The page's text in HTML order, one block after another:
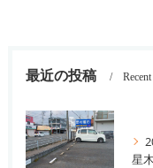
最近の投稿